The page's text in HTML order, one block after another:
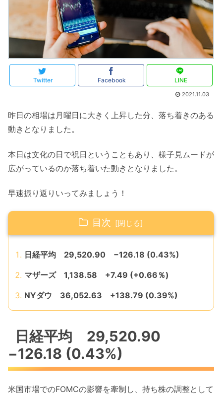
Twitter Facebook LINE
2021.11.03
昨日の相場は月曜日に大きく上昇した分、落ち着きのある
動きとなりました。
本日は文化の日で祝日ということもあり、様子見ムードが
広がっているのか落ち着いた動きとなりました。
早速振り返りいってみましょう！
目次
日経平均 29,520.90 −126.18 (0.43%)
マザーズ 1,138.58 +7.49 (+0.66％)
NYダウ 36,052.63 +138.79 (0.39%)
日経平均 29,520.90
−126.18 (0.43%)
米国市場でのFOMCの影響を牽制し、持ち株の調整として